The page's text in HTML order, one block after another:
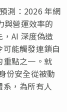
測：2026 年網
與營運效率的
AI 深度偽造
能觸發連鎖自
重點之一。就
份安全從被動
，為所有人